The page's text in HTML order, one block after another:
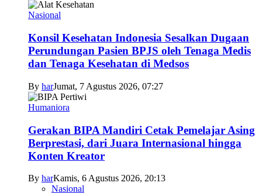
Nasional
Konsil Kesehatan Indonesia Sesalkan Dugaan
Perundungan Pasien BPJS oleh Tenaga Medis
dan Tenaga Kesehatan di Medsos
By harJumat, 7 Agustus 2026, 07:27
Humaniora
Gerakan BIPA Mandiri Cetak Pemelajar Asing
Berprestasi, dari Juara Internasional hingga
Konten Kreator
By harKamis, 6 Agustus 2026, 20:13
Nasional